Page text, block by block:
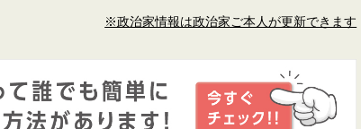
※政治家情報は政治家ご本人が更新できます